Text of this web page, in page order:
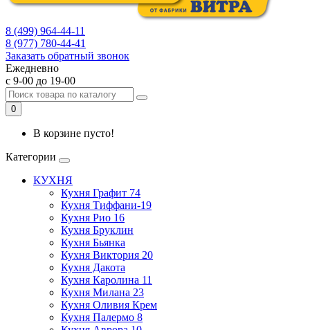
8 (499) 964-44-11
8 (977) 780-44-41
Заказать обратный звонок
Ежедневно
с 9-00 до 19-00
0
В корзине пусто!
Категории
КУХНЯ
Кухня Графит 74
Кухня Тиффани-19
Кухня Рио 16
Кухня Бруклин
Кухня Бьянка
Кухня Виктория 20
Кухня Дакота
Кухня Каролина 11
Кухня Милана 23
Кухня Оливия Крем
Кухня Палермо 8